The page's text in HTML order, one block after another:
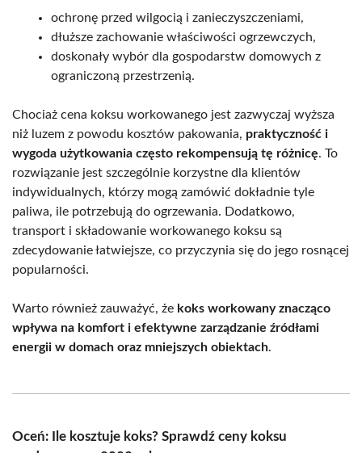
ochronę przed wilgocią i zanieczyszczeniami,
dłuższe zachowanie właściwości ogrzewczych,
doskonały wybór dla gospodarstw domowych z
ograniczoną przestrzenią.
Chociaż cena koksu workowanego jest zazwyczaj wyższa
niż luzem z powodu kosztów pakowania, praktyczność i
wygoda użytkowania często rekompensują tę różnicę. To
rozwiązanie jest szczególnie korzystne dla klientów
indywidualnych, którzy mogą zamówić dokładnie tyle
paliwa, ile potrzebują do ogrzewania. Dodatkowo,
transport i składowanie workowanego koksu są
zdecydowanie łatwiejsze, co przyczynia się do jego rosnącej
popularności.
Warto również zauważyć, że koks workowany znacząco
wpływa na komfort i efektywne zarządzanie źródłami
energii w domach oraz mniejszych obiektach.
Oceń: Ile kosztuje koks? Sprawdź ceny koksu